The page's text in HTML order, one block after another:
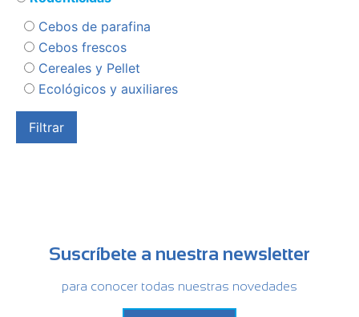
Cebos de parafina
Cebos frescos
Cereales y Pellet
Ecológicos y auxiliares
Suscríbete a nuestra newsletter
para conocer todas nuestras novedades